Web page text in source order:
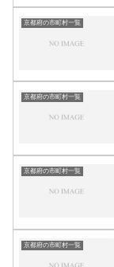
京都府の市町村一覧
京都府の市町村一覧
京都府の市町村一覧
京都府の市町村一覧